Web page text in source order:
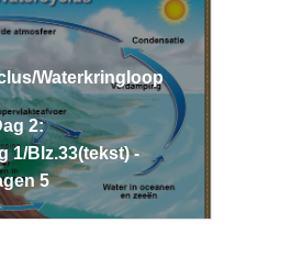
Waterkringloop
2:
1/Blz.33(tekst) -
5